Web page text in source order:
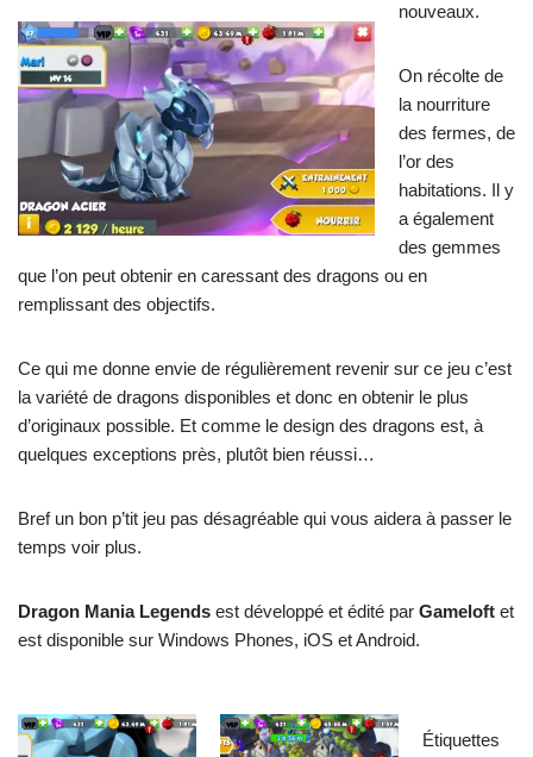
nouveaux.
On récolte de
la nourriture
des fermes, de
l’or des
habitations. Il y
a également
des gemmes
que l’on peut obtenir en caressant des dragons ou en
remplissant des objectifs.
Ce qui me donne envie de régulièrement revenir sur ce jeu c’est
la variété de dragons disponibles et donc en obtenir le plus
d’originaux possible. Et comme le design des dragons est, à
quelques exceptions près, plutôt bien réussi…
Bref un bon p’tit jeu pas désagréable qui vous aidera à passer le
temps voir plus.
Dragon Mania Legends est développé et édité par Gameloft et
est disponible sur Windows Phones, iOS et Android.
Étiquettes